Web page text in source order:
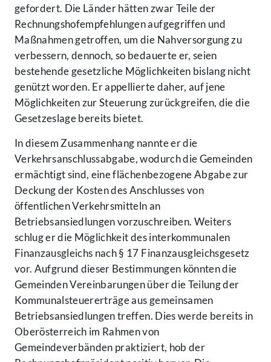
gefordert. Die Länder hätten zwar Teile der
Rechnungshofempfehlungen aufgegriffen und
Maßnahmen getroffen, um die Nahversorgung zu
verbessern, dennoch, so bedauerte er, seien
bestehende gesetzliche Möglichkeiten bislang nicht
genützt worden. Er appellierte daher, auf jene
Möglichkeiten zur Steuerung zurückgreifen, die die
Gesetzeslage bereits bietet.
In diesem Zusammenhang nannte er die
Verkehrsanschlussabgabe, wodurch die Gemeinden
ermächtigt sind, eine flächenbezogene Abgabe zur
Deckung der Kosten des Anschlusses von
öffentlichen Verkehrsmitteln an
Betriebsansiedlungen vorzuschreiben. Weiters
schlug er die Möglichkeit des interkommunalen
Finanzausgleichs nach § 17 Finanzausgleichsgesetz
vor. Aufgrund dieser Bestimmungen könnten die
Gemeinden Vereinbarungen über die Teilung der
Kommunalsteuererträge aus gemeinsamen
Betriebsansiedlungen treffen. Dies werde bereits in
Oberösterreich im Rahmen von
Gemeindeverbänden praktiziert, hob der